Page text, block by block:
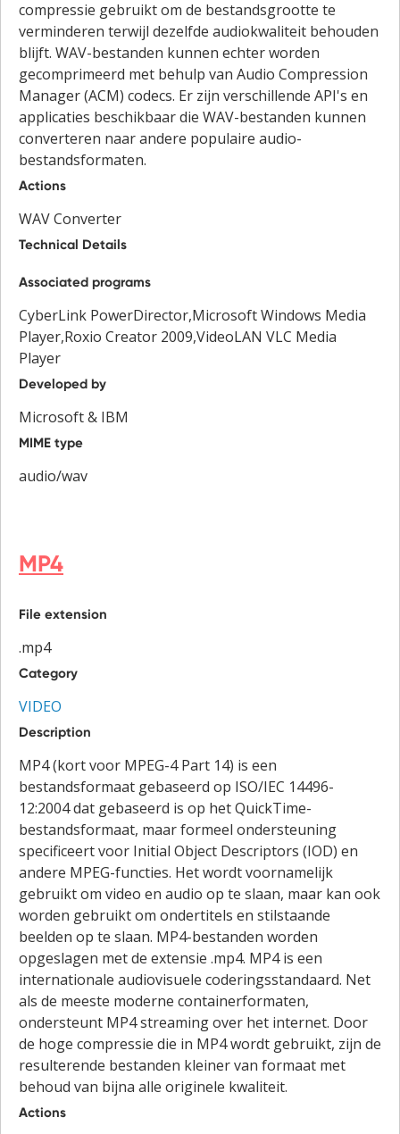
compressie gebruikt om de bestandsgrootte te
verminderen terwijl dezelfde audiokwaliteit behouden
blijft. WAV-bestanden kunnen echter worden
gecomprimeerd met behulp van Audio Compression
Manager (ACM) codecs. Er zijn verschillende API's en
applicaties beschikbaar die WAV-bestanden kunnen
converteren naar andere populaire audio-
bestandsformaten.
Actions
WAV Converter
Technical Details
Associated programs
CyberLink PowerDirector,Microsoft Windows Media
Player,Roxio Creator 2009,VideoLAN VLC Media
Player
Developed by
Microsoft & IBM
MIME type
audio/wav
MP4
File extension
.mp4
Category
VIDEO
Description
MP4 (kort voor MPEG-4 Part 14) is een
bestandsformaat gebaseerd op ISO/IEC 14496-
12:2004 dat gebaseerd is op het QuickTime-
bestandsformaat, maar formeel ondersteuning
specificeert voor Initial Object Descriptors (IOD) en
andere MPEG-functies. Het wordt voornamelijk
gebruikt om video en audio op te slaan, maar kan ook
worden gebruikt om ondertitels en stilstaande
beelden op te slaan. MP4-bestanden worden
opgeslagen met de extensie .mp4. MP4 is een
internationale audiovisuele coderingsstandaard. Net
als de meeste moderne containerformaten,
ondersteunt MP4 streaming over het internet. Door
de hoge compressie die in MP4 wordt gebruikt, zijn de
resulterende bestanden kleiner van formaat met
behoud van bijna alle originele kwaliteit.
Actions